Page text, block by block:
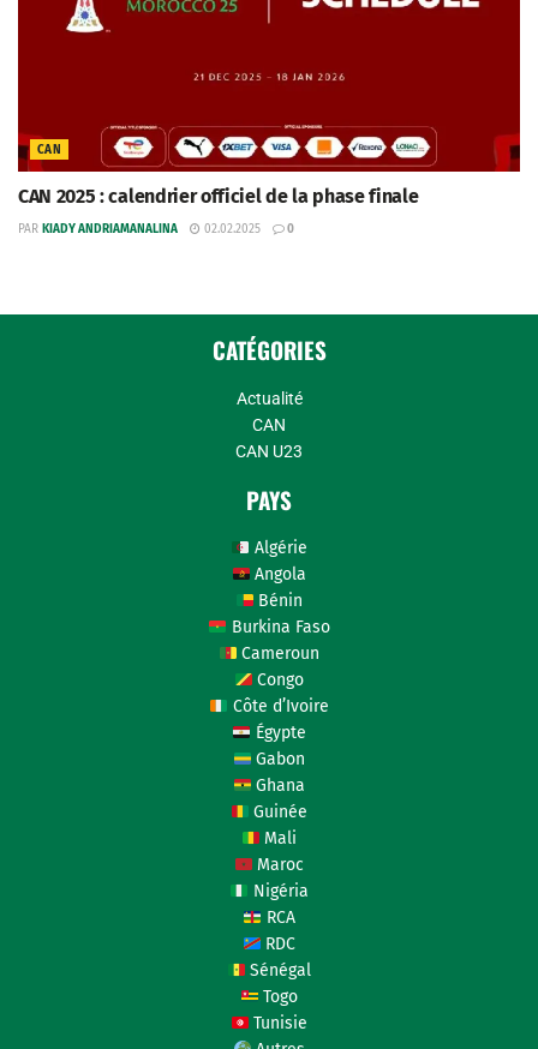
CAN
CAN 2025 : calendrier officiel de la phase finale
PAR KIADY ANDRIAMANALINA 02.02.2025 0
CATÉGORIES
Actualité
CAN
CAN U23
PAYS
Algérie
Angola
Bénin
Burkina Faso
Cameroun
Congo
Côte d’Ivoire
Égypte
Gabon
Ghana
Guinée
Mali
Maroc
Nigéria
RCA
RDC
Sénégal
Togo
Tunisie